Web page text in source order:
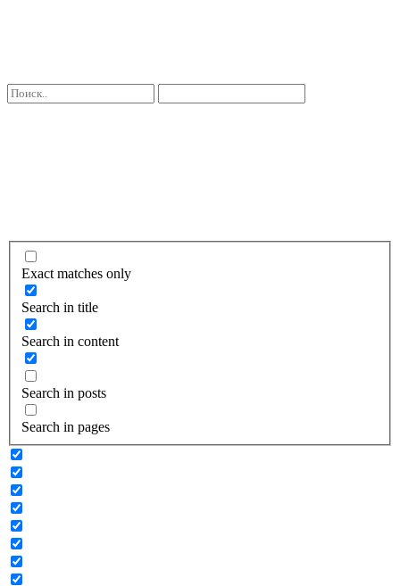
Exact matches only
Search in title
Search in content
Search in posts
Search in pages